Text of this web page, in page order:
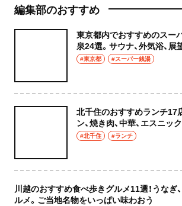
編集部のおすすめ
東京都内でおすすめのスー
泉24選。サウナ、外気浴、展
癒やし空間へ
#東京都 #スーパー銭湯
北千住のおすすめランチ17
ン、焼き肉、中華、エスニッ
な店もおしゃれな店も網羅し
#北千住 #ランチ
川越のおすすめ食べ歩きグルメ11選！うなぎ
ルメ。ご当地名物をいっぱい味わおう